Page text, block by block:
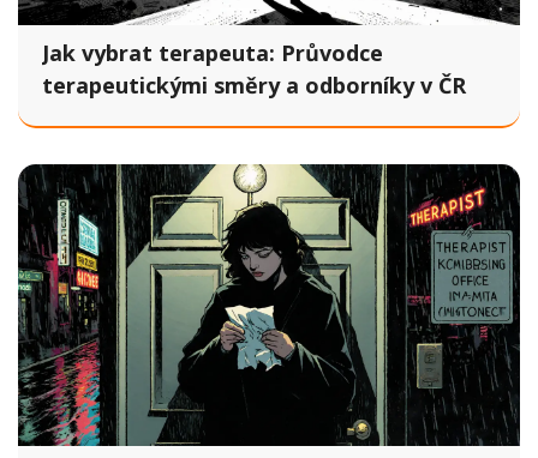
Jak vybrat terapeuta: Průvodce
terapeutickými směry a odborníky v ČR